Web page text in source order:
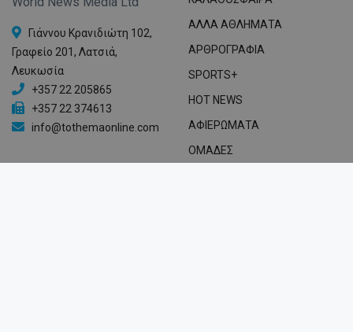
Γιάννου Κρανιδιώτη 102,
Γραφείο 201, Λατσιά,
Λευκωσία
+357 22 205865
+357 22 374613
info@tothemaonline.com
ΑΛΛΑ ΑΘΛΗΜΑΤΑ
ΑΡΘΡΟΓΡΑΦΙΑ
SPORTS+
HOT NEWS
ΑΦΙΕΡΩΜΑΤΑ
ΟΜΑΔΕΣ